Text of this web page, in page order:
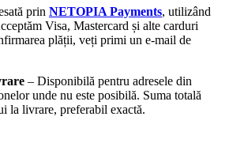
prin NETOPIA Payments, utilizând
Visa, Mastercard și alte carduri
plății, veți primi un e-mail de
– Disponibilă pentru adresele din
unde nu este posibilă. Suma totală
la livrare, preferabil exactă.